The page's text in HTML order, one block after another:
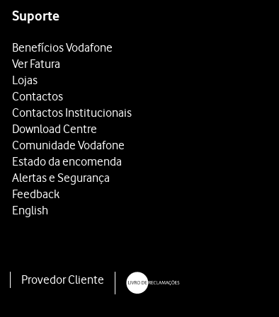
Suporte
Benefícios Vodafone
Ver Fatura
Lojas
Contactos
Contactos Institucionais
Download Centre
Comunidade Vodafone
Estado da encomenda
Alertas e Segurança
Feedback
English
Provedor Cliente